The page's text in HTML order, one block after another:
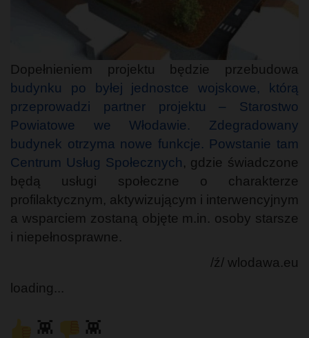
Dopełnieniem projektu będzie przebudowa
budynku po byłej jednostce wojskowe, którą
przeprowadzi partner projektu – Starostwo
Powiatowe we Włodawie. Zdegradowany
budynek otrzyma nowe funkcje. Powstanie tam
Centrum Usług Społecznych, gdzie świadczone
będą usługi społeczne o charakterze
profilaktycznym, aktywizującym i interwencyjnym
a wsparciem zostaną objęte m.in. osoby starsze
i niepełnosprawne.
/ź/ wlodawa.eu
loading...
👾 👾